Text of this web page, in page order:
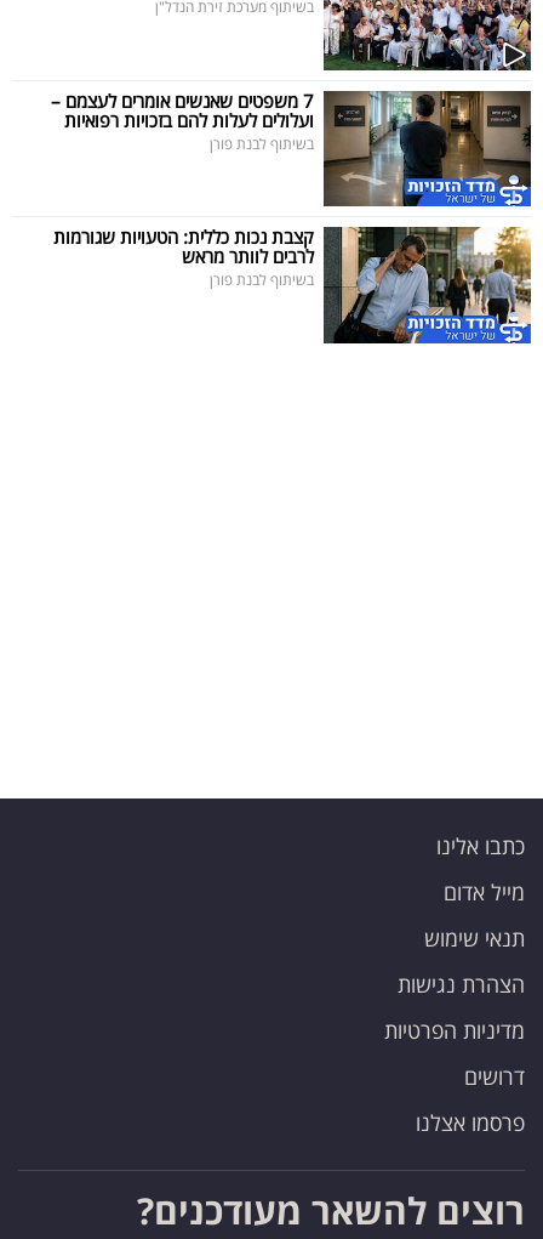
בשיתוף מערכת זירת הנדל"ן
7 משפטים שאנשים אומרים לעצמם –
ועלולים לעלות להם בזכויות רפואיות
בשיתוף לבנת פורן
קצבת נכות כללית: הטעויות שגורמות
לרבים לוותר מראש
בשיתוף לבנת פורן
כתבו אלינו
מייל אדום
תנאי שימוש
הצהרת נגישות
מדיניות הפרטיות
דרושים
פרסמו אצלנו
רוצים להשאר מעודכנים?